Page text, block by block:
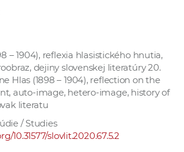
– 1904), reflexia hlasistického hnutia,
dejiny slovenskej literatúry 20.
Hlas (1898 – 1904), reflection on the
auto-image, hetero-image, history of
literatu
/ Studies
10.31577/slovlit.2020.67.5.2